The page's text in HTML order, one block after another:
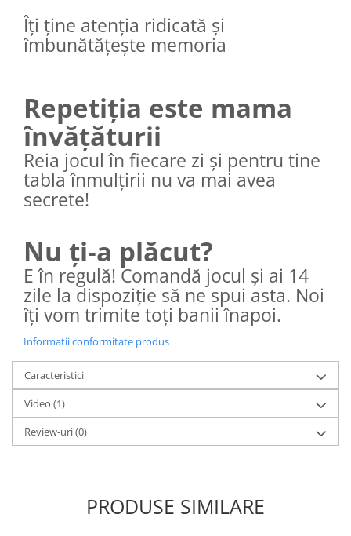
Îți ține atenția ridicată și
îmbunătățește memoria
Repetiția este mama
învățăturii
Reia jocul în fiecare zi și pentru tine
tabla înmulțirii nu va mai avea
secrete!
Nu ți-a plăcut?
E în regulă! Comandă jocul și ai 14
zile la dispoziție să ne spui asta. Noi
îți vom trimite toți banii înapoi.
Informatii conformitate produs
Caracteristici
Video (1)
Review-uri(0)
PRODUSE SIMILARE